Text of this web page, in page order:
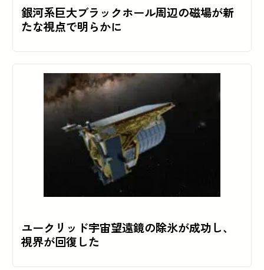
銀河系巨大ブラックホール周辺の磁場が新
たな視点で明らかに
ユークリッド宇宙望遠鏡の除氷が成功し、
視界が回復した